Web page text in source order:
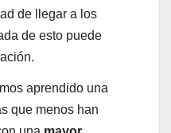
de llegar a los
de esto puede
aprendido una
que menos han